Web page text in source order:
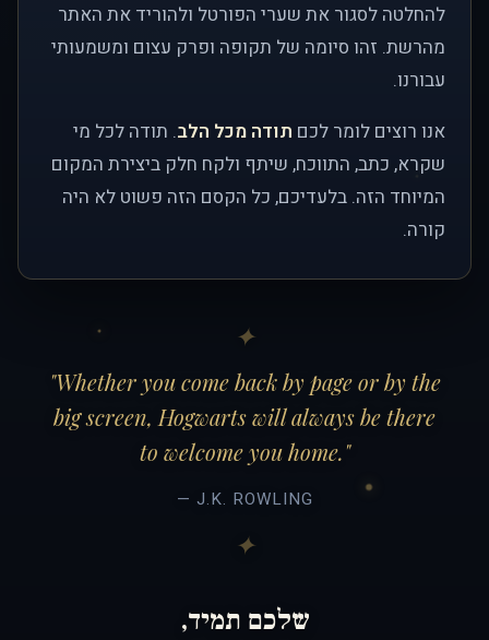
להחלטה לסגור את שערי הפורטל ולהוריד את האתר
מהרשת. זהו סיומה של תקופה ופרק עצום ומשמעותי
עבורנו.
אנו רוצים לומר לכם תודה מכל הלב. תודה לכל מי
שקרא, כתב, התווכח, שיתף ולקח חלק ביצירת המקום
המיוחד הזה. בלעדיכם, כל הקסם הזה פשוט לא היה
קורה.
"Whether you come back by page or by the
big screen, Hogwarts will always be there
to welcome you home."
— J.K. ROWLING
שלכם תמיד,